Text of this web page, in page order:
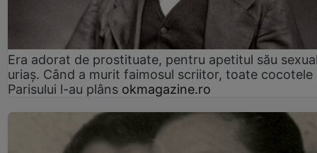
Era adorat de prostituate, pentru apetitul său
uriaș. Când a murit faimosul scriitor, toate cocotele
Parisului l-au plâns okmagazine.ro